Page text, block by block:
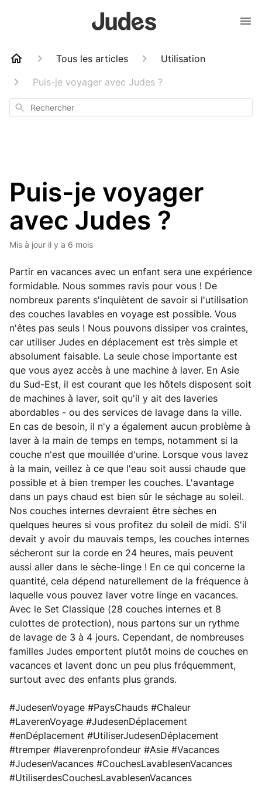
Tous les articles
Utilisation
Puis-je voyager avec Judes ?
Rechercher
Puis-je voyager
avec Judes ?
Mis à jour il y a 6 mois
Partir en vacances avec un enfant sera une expérience
formidable. Nous sommes ravis pour vous ! De
nombreux parents s'inquiètent de savoir si l'utilisation
des couches lavables en voyage est possible. Vous
n'êtes pas seuls ! Nous pouvons dissiper vos craintes,
car utiliser Judes en déplacement est très simple et
absolument faisable. La seule chose importante est
que vous ayez accès à une machine à laver. En Asie
du Sud-Est, il est courant que les hôtels disposent soit
de machines à laver, soit qu'il y ait des laveries
abordables - ou des services de lavage dans la ville.
En cas de besoin, il n'y a également aucun problème à
laver à la main de temps en temps, notamment si la
couche n'est que mouillée d'urine. Lorsque vous lavez
à la main, veillez à ce que l'eau soit aussi chaude que
possible et à bien tremper les couches. L'avantage
dans un pays chaud est bien sûr le séchage au soleil.
Nos couches internes devraient être sèches en
quelques heures si vous profitez du soleil de midi. S'il
devait y avoir du mauvais temps, les couches internes
sécheront sur la corde en 24 heures, mais peuvent
aussi aller dans le sèche-linge ! En ce qui concerne la
quantité, cela dépend naturellement de la fréquence à
laquelle vous pouvez laver votre linge en vacances.
Avec le Set Classique (28 couches internes et 8
culottes de protection), nous partons sur un rythme
de lavage de 3 à 4 jours. Cependant, de nombreuses
familles Judes emportent plutôt moins de couches en
vacances et lavent donc un peu plus fréquemment,
surtout avec des enfants plus grands.
#JudesenVoyage #PaysChauds #Chaleur
#LaverenVoyage #JudesenDéplacement
#enDéplacement #UtiliserJudesenDéplacement
#tremper #laverenprofondeur #Asie #Vacances
#JudesenVacances #CouchesLavablesenVacances
#UtiliserdesCouchesLavablesenVacances